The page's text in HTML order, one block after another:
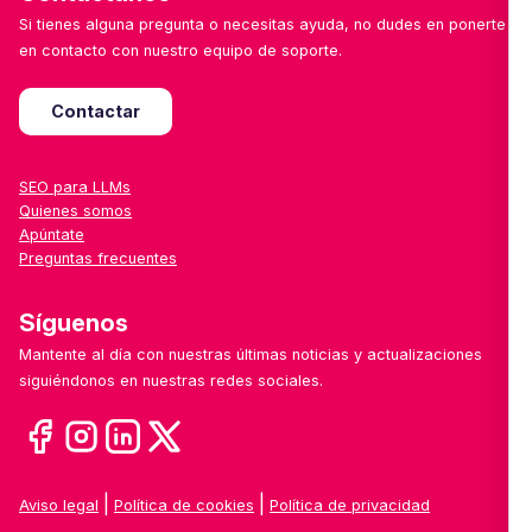
Si tienes alguna pregunta o necesitas ayuda, no dudes en ponerte
en contacto con nuestro equipo de soporte.
Contactar
SEO para LLMs
Quienes somos
Apúntate
Preguntas frecuentes
Síguenos
Mantente al día con nuestras últimas noticias y actualizaciones
siguiéndonos en nuestras redes sociales.
Aviso legal Política de cookies Política de privacidad